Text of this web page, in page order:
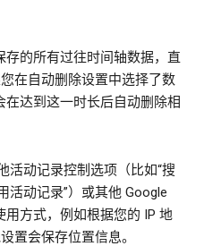
存的所有过往时间轴数据，直
在自动删除设置中选择了数
在达到这一时长后自动删除相
活动记录控制选项（比如“搜
活动记录”）或其他 Google
方式，例如根据您的 IP 地
置会保存位置信息。